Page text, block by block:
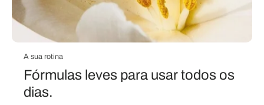
A sua rotina
Fórmulas leves para usar todos os
dias.